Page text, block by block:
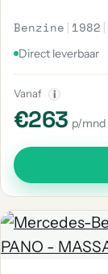
Benzine | 1982 |
Direct leverbaar
Vanaf i
€263 p/mnd